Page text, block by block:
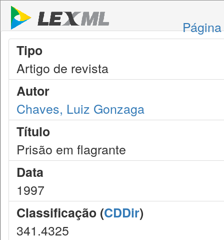
Tipo
Artigo de revista
Autor
Chaves, Luiz Gonzaga
Título
Prisão em flagrante
Data
1997
Classificação (CDDir)
341.4325